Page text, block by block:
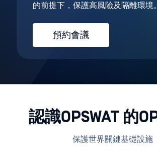
的前提下，保護高風險及隔離環境。
預約會議
認識OPSWAT 的
保護世界關鍵基礎設施